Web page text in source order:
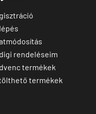
rendeléseim
termékek
termékek